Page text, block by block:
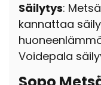
Säilytys:
kannattaa
Voidepala